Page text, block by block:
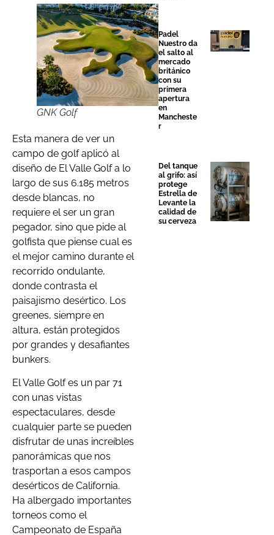
GNK Golf
Esta manera de ver un
campo de golf aplicó al
diseño de El Valle Golf a lo
largo de sus 6.185 metros
desde blancas, no
requiere el ser un gran
pegador, sino que pide al
golfista que piense cual es
el mejor camino durante el
recorrido ondulante,
donde contrasta el
paisajismo desértico. Los
greenes, siempre en
altura, están protegidos
por grandes y desafiantes
bunkers.
El Valle Golf es un par 71
con unas vistas
espectaculares, desde
cualquier parte se pueden
disfrutar de unas increíbles
panorámicas que nos
trasportan a esos campos
desérticos de California.
Ha albergado importantes
torneos como el
Campeonato de España
Padel
Nuestro da
el salto al
mercado
británico
con su
primera
apertura
en
Mancheste
r
Del tanque
al grifo: así
protege
Estrella de
Levante la
calidad de
su cerveza